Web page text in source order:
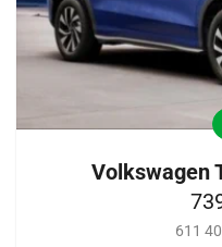
Volkswagen
611